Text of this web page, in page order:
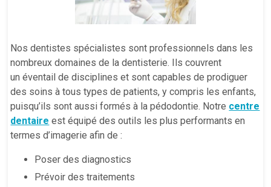
Nos dentistes spécialistes sont professionnels dans les
nombreux domaines de la dentisterie. Ils couvrent
un éventail de disciplines et sont capables de prodiguer
des soins à tous types de patients, y compris les enfants,
puisqu’ils sont aussi formés à la pédodontie. Notre centre
dentaire est équipé des outils les plus performants en
termes d’imagerie afin de :
Poser des diagnostics
Prévoir des traitements